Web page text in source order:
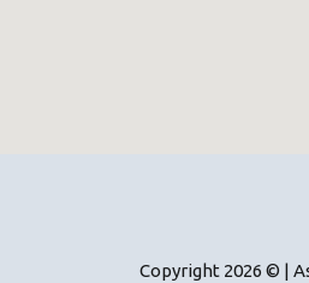
Copyright 2026 © |